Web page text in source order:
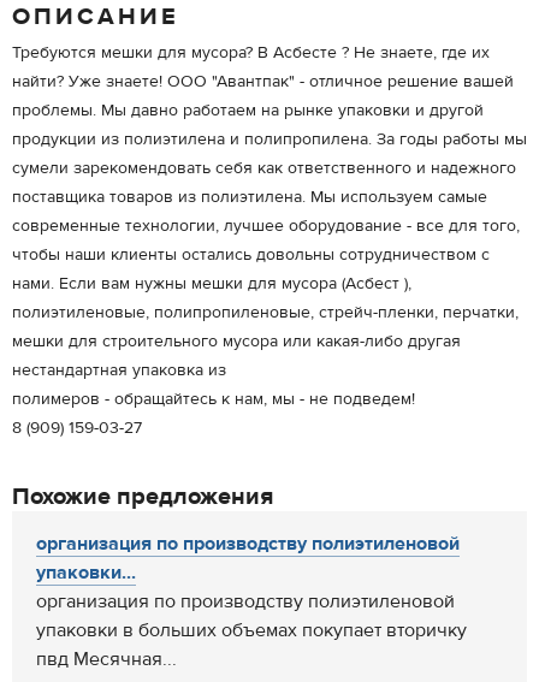
ОПИСАНИЕ
Требуются мешки для мусора? В Асбесте ? Не знаете, где их
найти? Уже знаете! ООО "Авантпак" - отличное решение вашей
проблемы. Мы давно работаем на рынке упаковки и другой
продукции из полиэтилена и полипропилена. За годы работы мы
сумели зарекомендовать себя как ответственного и надежного
поставщика товаров из полиэтилена. Мы используем самые
современные технологии, лучшее оборудование - все для того,
чтобы наши клиенты остались довольны сотрудничеством с
нами. Если вам нужны мешки для мусора (Асбест ),
полиэтиленовые, полипропиленовые, стрейч-пленки, перчатки,
мешки для строительного мусора или какая-либо другая
нестандартная упаковка из
полимеров - обращайтесь к нам, мы - не подведем!
8 (909) 159-03-27
Похожие предложения
организация по производству полиэтиленовой
упаковки...
организация по производству полиэтиленовой
упаковки в больших объемах покупает вторичку
пвд Месячная...